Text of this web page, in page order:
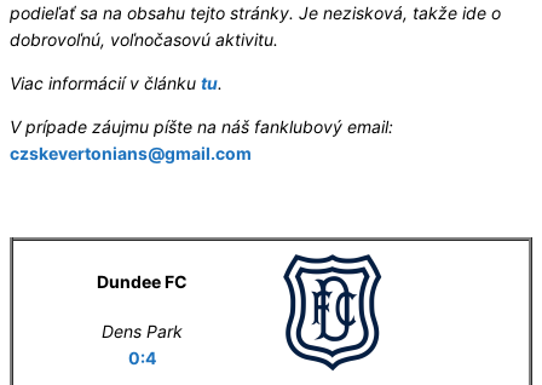
podieľať sa na obsahu tejto stránky. Je nezisková, takže ide o
dobrovoľnú, voľnočasovú aktivitu.
Viac informácií v článku tu.
V prípade záujmu píšte na náš fanklubový email:
czskevertonians@gmail.com
Dundee FC
Dens Park
0:4